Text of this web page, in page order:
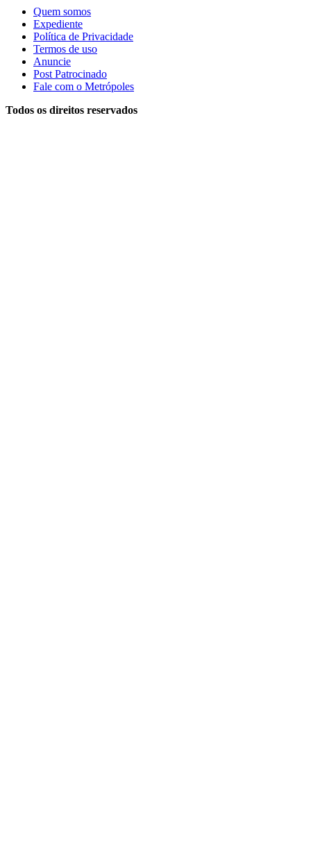
Quem somos
Expediente
Política de Privacidade
Termos de uso
Anuncie
Post Patrocinado
Fale com o Metrópoles
Todos os direitos reservados